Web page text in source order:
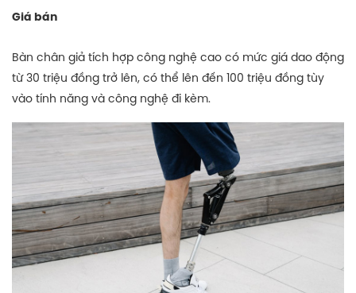
Giá bán
Bàn chân giả tích hợp công nghệ cao có mức giá dao động
từ 30 triệu đồng trở lên, có thể lên đến 100 triệu đồng tùy
vào tính năng và công nghệ đi kèm.